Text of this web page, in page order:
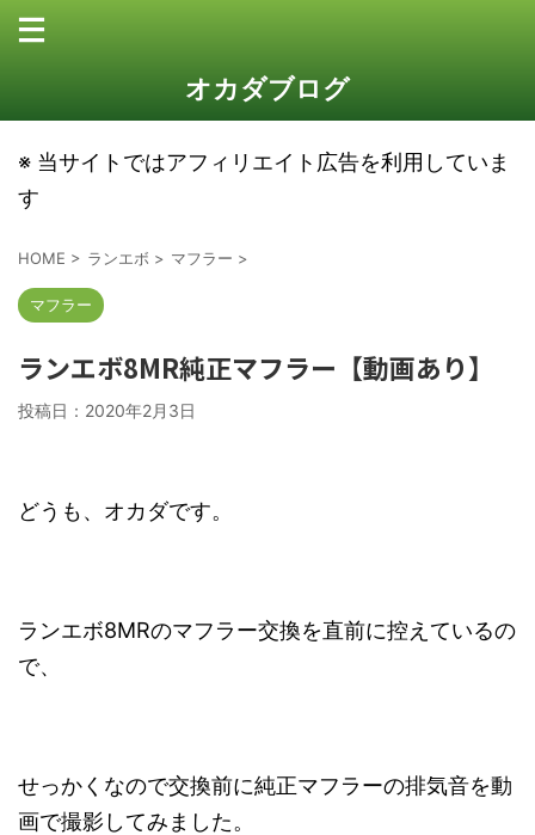
オカダブログ
※ 当サイトではアフィリエイト広告を利用していま
す
HOME > ランエボ > マフラー >
マフラー
ランエボ8MR純正マフラー【動画あり】
投稿日： 2020年2月3日
どうも、オカダです。
ランエボ8MRのマフラー交換を直前に控えているの
で、
せっかくなので交換前に純正マフラーの排気音を動
画で撮影してみました。